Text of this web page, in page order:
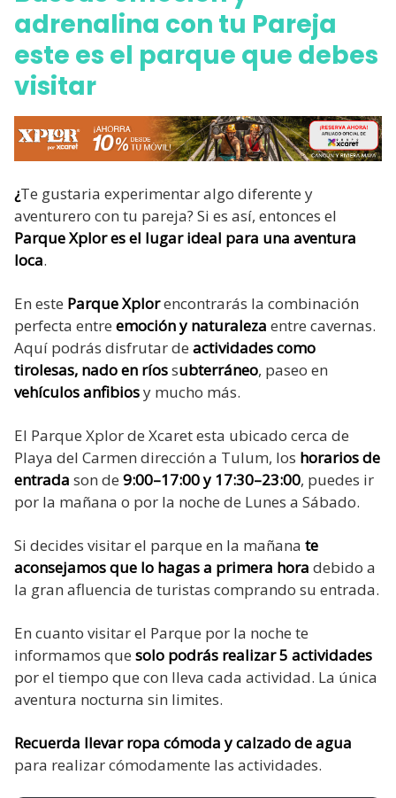
adrenalina con tu Pareja
este es el parque que debes
visitar
¿Te gustaria experimentar algo diferente y
aventurero con tu pareja? Si es así, entonces el
Parque Xplor es el lugar ideal para una aventura
loca.
En este Parque Xplorencontrarás la combinación
perfecta entre emoción y naturaleza entre cavernas.
Aquí podrás disfrutar de actividades como
tirolesas, nado en ríossubterráneo, paseo en
vehículos anfibiosy mucho más.
El Parque Xplor de Xcaret esta ubicado cerca de
Playa del Carmen dirección a Tulum, los horarios de
entrada son de 9:00–17:00 y 17:30–23:00, puedes ir
por la mañana o por la noche de Lunes a Sábado.
Si decides visitar el parque en la mañana te
aconsejamos que lo hagas a primera hora debido a
la gran afluencia de turistas comprando su entrada.
En cuanto visitar el Parque por la noche te
informamos que solo podrás realizar 5 actividades
por el tiempo que con lleva cada actividad. La única
aventura nocturna sin limites.
Recuerda llevar ropa cómoda y calzado de agua
para realizar cómodamente las actividades.